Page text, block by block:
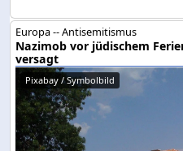
Europa -- Antisemitismus
Nazimob vor jüdischem
versagt
Pixabay / Symbolbild